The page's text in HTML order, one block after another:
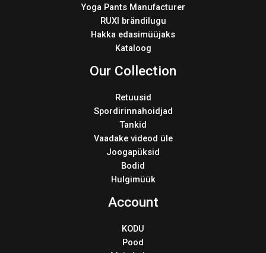
Yoga Pants Manufacturer
RUXI brändilugu
Hakka edasimüüjaks
Kataloog
Our Collection
Retuusid
Spordirinnahoidjad
Tankid
Vaadake videod üle
Joogapüksid
Bodid
Hulgimüük
Account
KODU
Pood